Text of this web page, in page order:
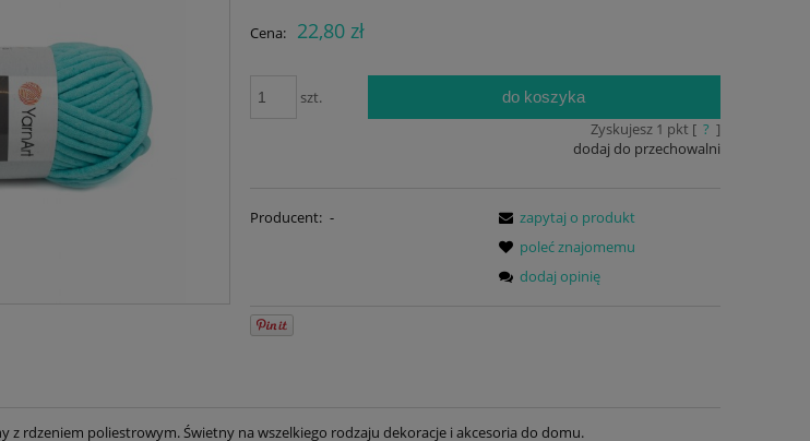
Cena: 22,80 zł
szt. do koszyka
Zyskujesz 1 pkt [ ? ]
dodaj do przechowalni
Producent: -
zapytaj o produkt
poleć znajomemu
dodaj opinię
z rdzeniem poliestrowym. Świetny na wszelkiego rodzaju dekoracje i akcesoria do domu.